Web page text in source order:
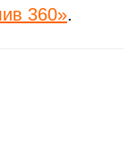
360».